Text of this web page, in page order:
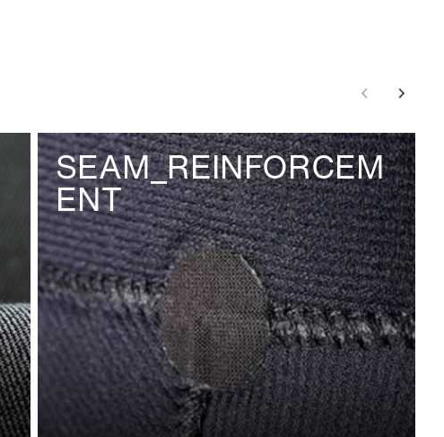
SEAM_REINFORCEM
ENT